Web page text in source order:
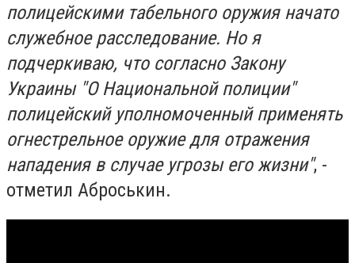
полицейскими табельного оружия начато
служебное расследование. Но я
подчеркиваю, что согласно Закону
Украины "О Национальной полиции"
полицейский уполномоченный применять
огнестрельное оружие для отражения
нападения в случае угрозы его жизни", -
отметил Аброськин.